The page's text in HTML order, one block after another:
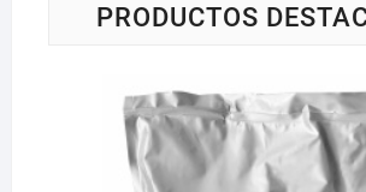
PRODUCTOS